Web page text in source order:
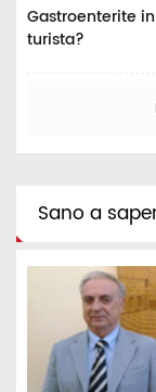
Gastroenterite
turista?
Sano a